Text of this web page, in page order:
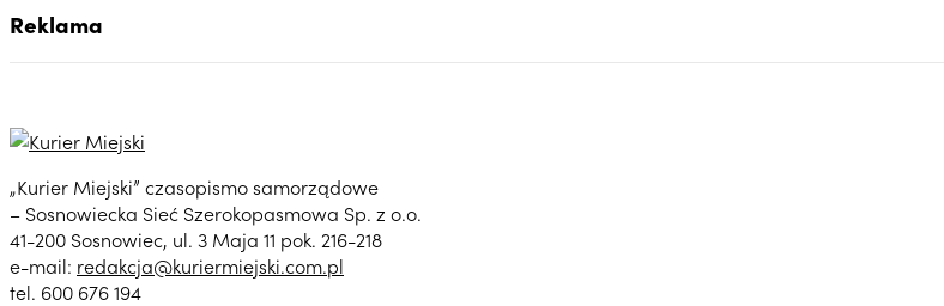
Reklama
„Kurier Miejski” czasopismo samorządowe
– Sosnowiecka Sieć Szerokopasmowa Sp. z o.o.
41-200 Sosnowiec, ul. 3 Maja 11 pok. 216-218
e-mail: redakcja@kuriermiejski.com.pl
tel. 600 676 194